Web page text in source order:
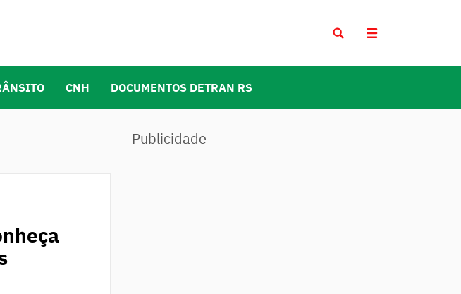
CNH DOCUMENTOS DETRAN RS
Publicidade